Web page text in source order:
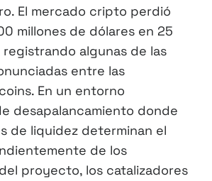
El mercado cripto perdió
millones de dólares en 25
registrando algunas de las
entre las
En un entorno
desapalancamiento donde
de liquidez determinan el
de los
proyecto, los catalizadores